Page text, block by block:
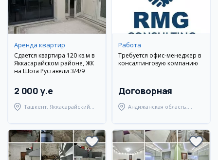
Аренда квартир
Сдается квартира 120 кв.м в
Яккасарайском районе, ЖК
на Шота Руставели 3/4/9
2 000 y.e
Ташкент, Яккасарайский
Работа
Требуется офис-менеджер в
консалтинговую компанию
Договорная
Андижанская область,